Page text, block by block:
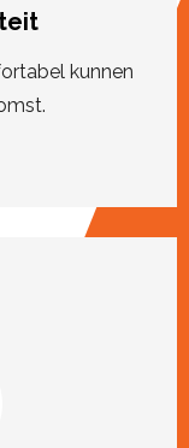
kunnen